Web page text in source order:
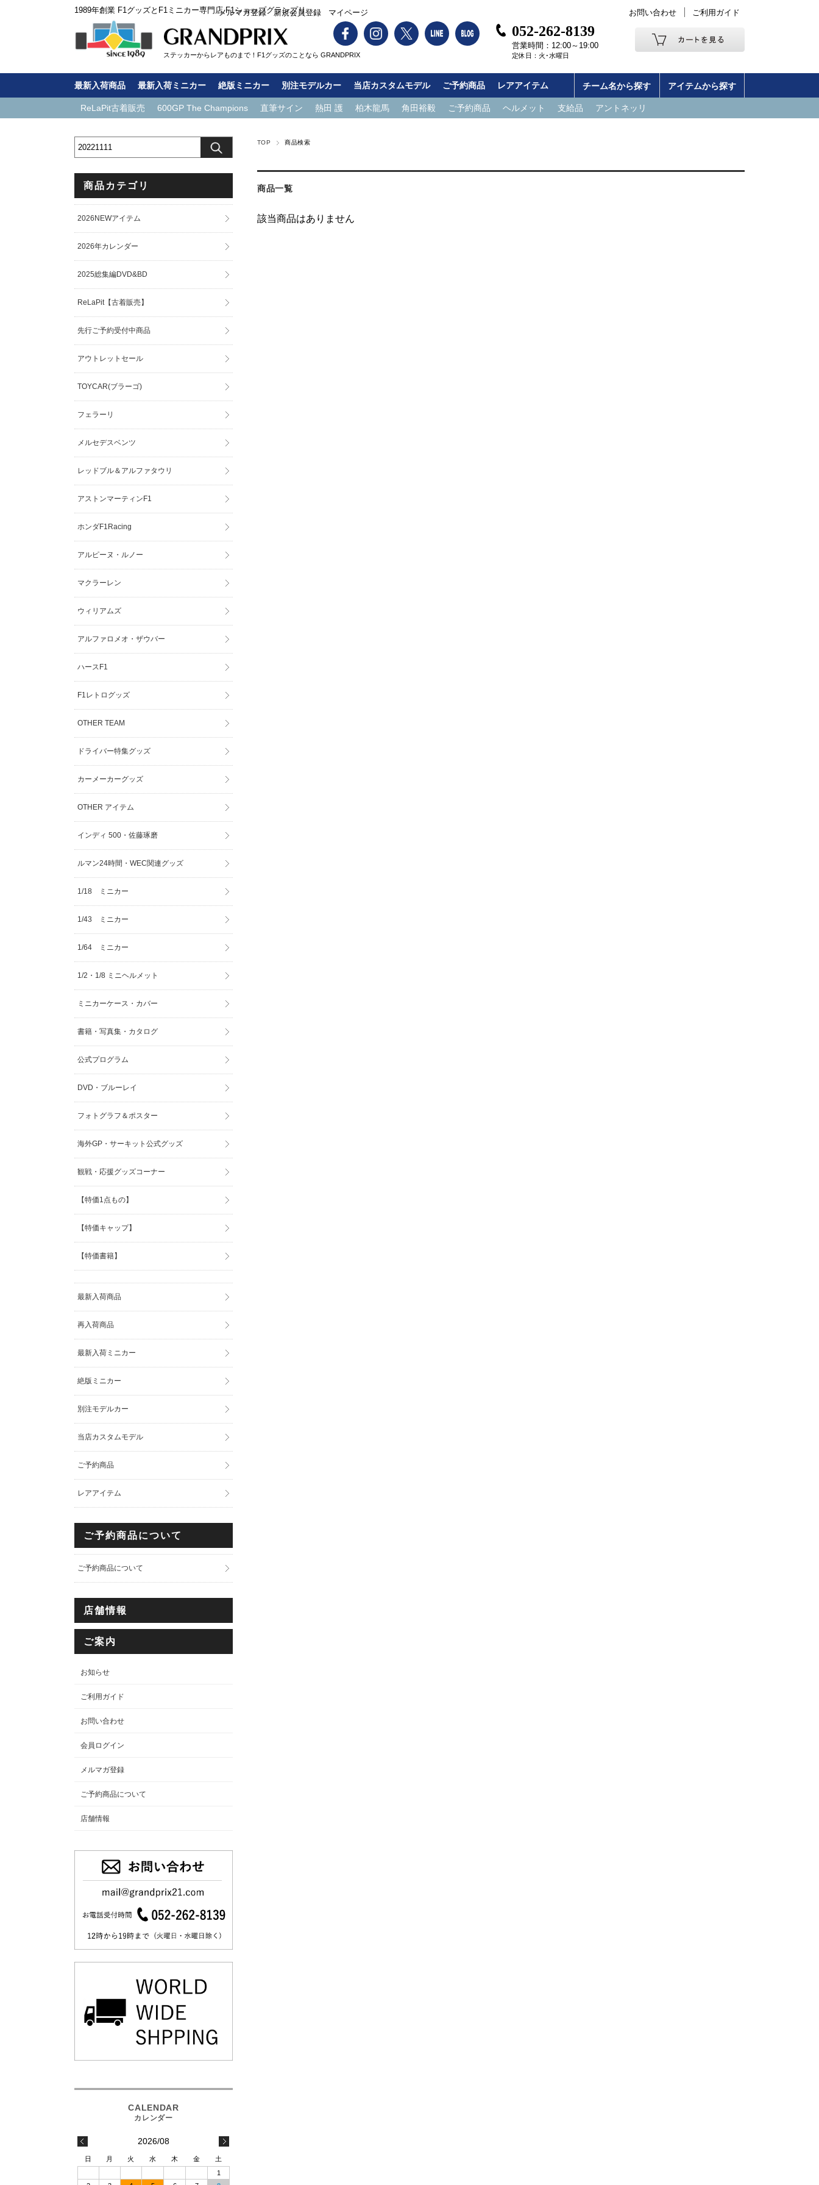
1989年創業 F1グッズとF1ミニカー専門店 F1ショップグランプリ
ステッカーからレアものまで！F1グッズのことなら GRANDPRIX
メルマガ登録 新規会員登録 マイページ お問い合わせ ご利用ガイド
052-262-8139
営業時間：12:00～19:00
定休日：火･水曜日
最新入荷商品 最新入荷ミニカー 絶版ミニカー 別注モデルカー 当店カスタムモデル ご予約商品 レアアイテム チーム名から探す アイテムから探す
ReLaPit古着販売 600GP The Champions 直筆サイン 熱田 護 柏木龍馬 角田裕毅 ご予約商品 ヘルメット 支給品 アントネッリ
TOP 商品検索
商品一覧
該当商品はありません
商品カテゴリ
2026NEWアイテム
2026年カレンダー
2025総集編DVD&BD
ReLaPit【古着販売】
先行ご予約受付中商品
アウトレットセール
TOYCAR(ブラーゴ)
フェラーリ
メルセデスベンツ
レッドブル＆アルファタウリ
アストンマーティンF1
ホンダF1Racing
アルピーヌ・ルノー
マクラーレン
ウィリアムズ
アルファロメオ・ザウバー
ハースF1
F1レトログッズ
OTHER TEAM
ドライバー特集グッズ
カーメーカーグッズ
OTHER アイテム
インディ 500・佐藤琢磨
ルマン24時間・WEC関連グッズ
1/18 ミニカー
1/43 ミニカー
1/64 ミニカー
1/2・1/8 ミニヘルメット
ミニカーケース・カバー
書籍・写真集・カタログ
公式プログラム
DVD・ブルーレイ
フォトグラフ＆ポスター
海外GP・サーキット公式グッズ
観戦・応援グッズコーナー
【特価1点もの】
【特価キャップ】
【特価書籍】
最新入荷商品
再入荷商品
最新入荷ミニカー
絶版ミニカー
別注モデルカー
当店カスタムモデル
ご予約商品
レアアイテム
ご予約商品について
ご予約商品について
店舗情報
ご案内
お知らせ
ご利用ガイド
お問い合わせ
会員ログイン
メルマガ登録
ご予約商品について
店舗情報
2026/08
日 月 火 水 木 金
土
1